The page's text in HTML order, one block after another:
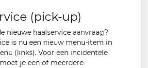
(pick-up)
nieuwe haalservice aanvraag?
is nu een nieuw menu-item in
(links). Voor een incidentele
je een of meerdere